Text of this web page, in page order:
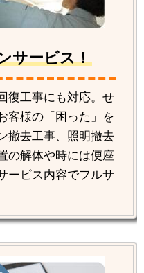
サービス！
復工事にも対応。せ
客様の「困った」を
撤去工事、照明撤去
の解体や時には便座
ービス内容でフルサ